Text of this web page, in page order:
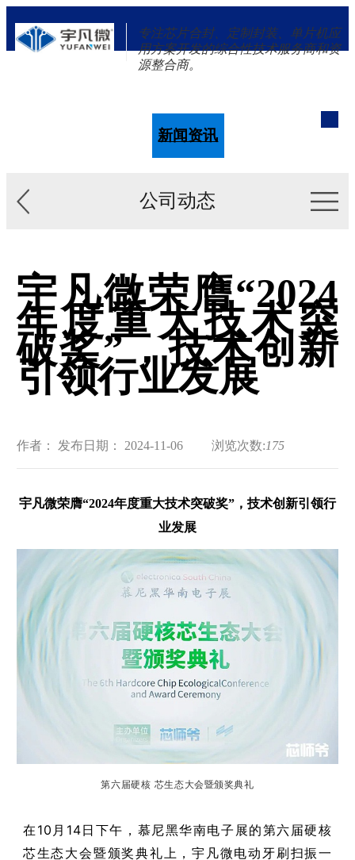
专注芯片合封、定制封装、单片机应
用方案开发的综合性技术服务商和资
源整合商。
新闻资讯
公司动态
宇凡微荣膺“2024
年度重大技术突
破奖”，技术创新
引领行业发展
作者： 发布日期： 2024-11-06 浏览次数:175
宇凡微荣膺“2024年度重大技术突破奖”，技术创新引领行
业发展
第六届硬核 芯生态大会暨颁奖典礼
在10月14日下午，慕尼黑华南电子展的第六届硬核
芯生态大会暨颁奖典礼上，宇凡微电动牙刷扫振一